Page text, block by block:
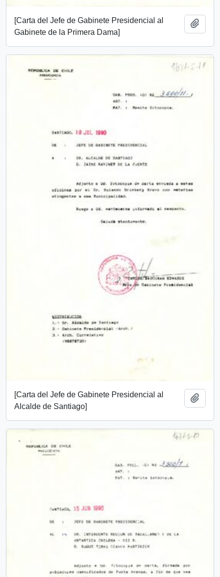
[Carta del Jefe de Gabinete Presidencial al
Gabinete de la Primera Dama]
[Carta del Jefe de Gabinete Presidencial al
Alcalde de Santiago]